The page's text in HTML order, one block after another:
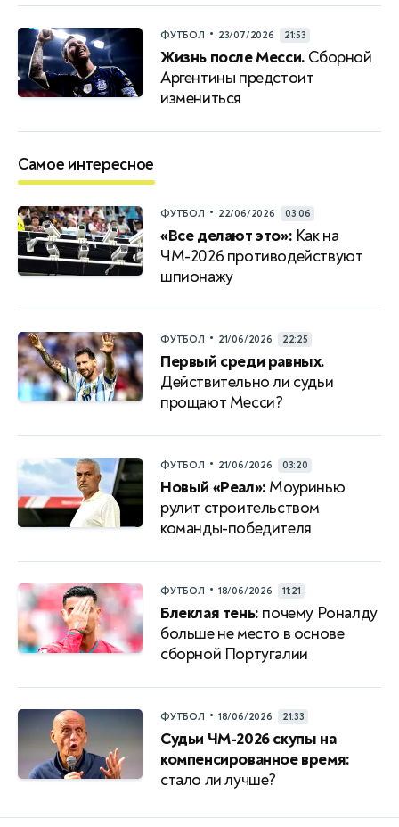
ФУТБОЛ • 23/07/2026 21:53
Жизнь после Месси. Сборной
Аргентины предстоит
измениться
Самое интересное
ФУТБОЛ • 22/06/2026 03:06
«Все делают это»: Как на
ЧМ-2026 противодействуют
шпионажу
ФУТБОЛ • 21/06/2026 22:25
Первый среди равных.
Действительно ли судьи
прощают Месси?
ФУТБОЛ • 21/06/2026 03:20
Новый «Реал»: Моуринью
рулит строительством
команды-победителя
ФУТБОЛ • 18/06/2026 11:21
Блеклая тень: почему Роналду
больше не место в основе
сборной Португалии
ФУТБОЛ • 18/06/2026 21:33
Судьи ЧМ-2026 скупы на
компенсированное время:
стало ли лучше?